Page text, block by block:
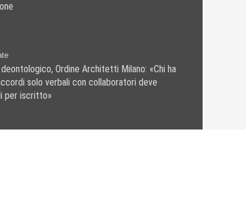
Ordine Architetti Milano: «Chi ha
solo verbali con collaboratori deve
per iscritto»